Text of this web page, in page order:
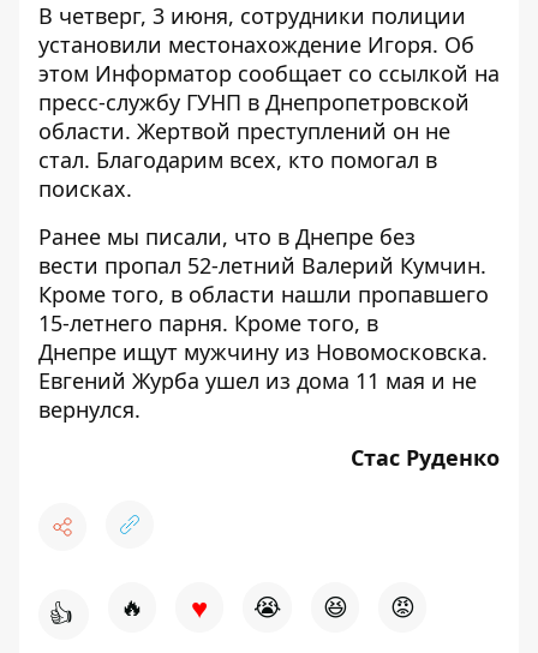
В четверг, 3 июня, сотрудники полиции
установили местонахождение Игоря. Об
этом Информатор сообщает со ссылкой на
пресс-службу ГУНП в Днепропетровской
области. Жертвой преступлений он не
стал. Благодарим всех, кто помогал в
поисках.
Ранее мы писали, что в Днепре без
вести пропал 52-летний Валерий Кумчин.
Кроме того, в области нашли пропавшего
15-летнего парня. Кроме того, в
Днепре ищут мужчину из Новомосковска.
Евгений Журба ушел из дома 11 мая и не
вернулся.
Стас Руденко
👍 🔥 ♥ 😭 😆 😡